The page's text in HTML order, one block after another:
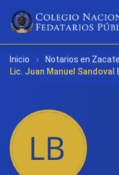
Inicio › Notarios en
Lic. Juan Manuel Sandoval